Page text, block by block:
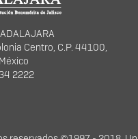
Centro, C.P. 44100,
2222